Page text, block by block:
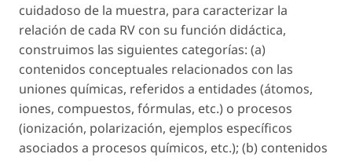
cuidadoso de la muestra, para caracterizar la
relación de cada RV con su función didáctica,
construimos las siguientes categorías: (a)
contenidos conceptuales relacionados con las
uniones químicas, referidos a entidades (átomos,
iones, compuestos, fórmulas, etc.) o procesos
(ionización, polarización, ejemplos específicos
asociados a procesos químicos, etc.); (b) contenidos